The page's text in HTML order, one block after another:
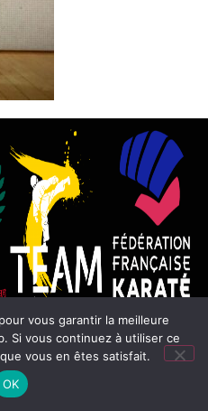
vous garantir la meilleure
Si vous continuez à utiliser ce
vous en êtes satisfait.
OK